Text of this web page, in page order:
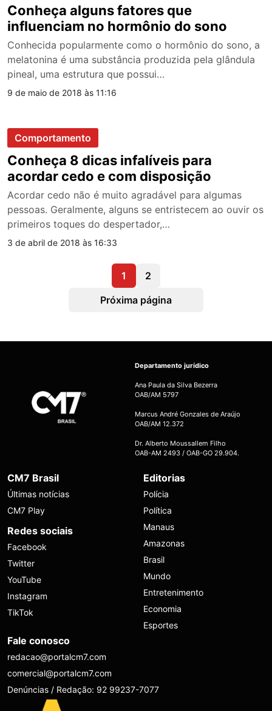
Conheça alguns fatores que
influenciam no hormônio do sono
Conhecida popularmente como o hormônio do sono, a
melatonina é uma substância produzida pela glândula
pineal, uma estrutura que possui…
9 de maio de 2018 às 11:16
Comportamento
Conheça 8 dicas infalíveis para
acordar cedo e com disposição
Acordar cedo não é muito agradável para algumas
pessoas. Geralmente, alguns se entristecem ao ouvir os
primeiros toques do despertador,…
3 de abril de 2018 às 16:33
1
2
Próxima página
Departamento jurídico
Ana Paula da Silva Bezerra
OAB/AM 5797
Marcus André Gonzales de Araújo
OAB/AM 12.372
Dr. Alberto Moussallem Filho
OAB-AM 2493 / OAB-GO 29.904.
CM7 Brasil
Últimas notícias
CM7 Play
Redes sociais
Facebook
Twitter
YouTube
Instagram
TikTok
Editorias
Polícia
Política
Manaus
Amazonas
Brasil
Mundo
Entretenimento
Economia
Esportes
Fale conosco
redacao@portalcm7.com
comercial@portalcm7.com
Denúncias / Redação: 92 99237-7077